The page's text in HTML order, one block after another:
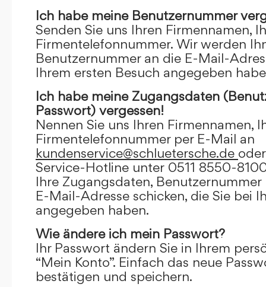
Ich habe meine Benutzernummer
Senden Sie uns Ihren Firmennamen,
Firmentelefonnummer. Wir werden
Benutzernummer an die E-Mail-
Ihrem ersten Besuch angegeben
Ich habe meine Zugangsdaten
Passwort) vergessen!
Nennen Sie uns Ihren Firmennamen,
Firmentelefonnummer per E-Mail an
kundenservice@schluetersche.de
Service-Hotline unter 0511 8550-
Ihre Zugangsdaten,
E-Mail-Adresse schicken, die Sie bei
angegeben haben.
Wie ändere ich mein Passwort?
Ihr Passwort ändern Sie in Ihrem
“Mein Konto”. Einfach das neue
bestätigen und speichern.